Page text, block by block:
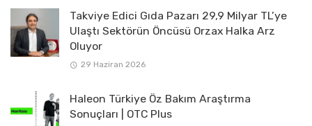
Takviye Edici Gıda Pazarı 29,9 Milyar TL’ye
Ulaştı Sektörün Öncüsü Orzax Halka Arz
Oluyor
29 Haziran 2026
Haleon Türkiye Öz Bakım Araştırma
Sonuçları | OTC Plus